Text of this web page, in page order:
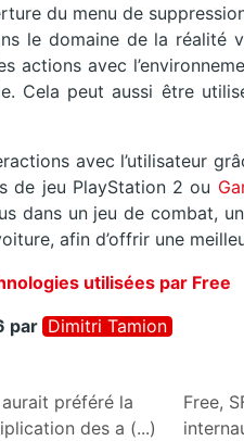
du menu de
le domaine de la réalité
actions avec
Cela peut aussi être
avec l’utilisateur
de jeu PlayStation 2 ou
dans un jeu de combat,
afin d’offrir une
utilisées par Free
par Dimitri Tamion
préféré la
des a (...)
Free,